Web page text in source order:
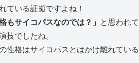
ている証拠ですよね！
もサイコパスなのでは？」
と思われて
技でしたね。
性格はサイコパスとはかけ離れている